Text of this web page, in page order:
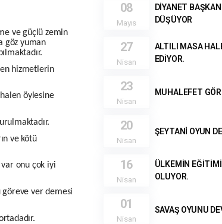
ve güçlü zemin
göz yuman
hizmetlerin
öylesine
ve kötü
onu çok iyi
ver demesi
08
Mayıs
DİYANET
DÜŞÜYOR
27
Nisan
ALTILI MASA
EDİYOR.
23
Nisan
MUHALEFET
20
Nisan
ŞEYTANİ OYUN
16
Nisan
ÜLKEMİN
OLUYOR.
01
Nisan
SAVAŞ OYUNU